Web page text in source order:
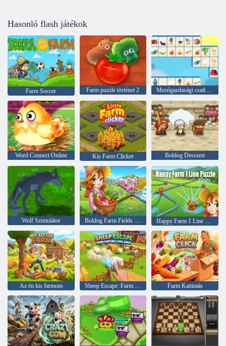
Hasonló flash játékok
Farm Soccer Farm puzzle történet 2 Mezőgazdasági csatlakozás
Word Connect Online Kis Farm Clicker Boldog Desszert
Wolf Szimulátor Boldog Farm Fields Puzzle Happy Farm 1 Line Puzzle
Az én kis farmom Sheep Escape: Farm Rendező kihívás Farm Kattintás